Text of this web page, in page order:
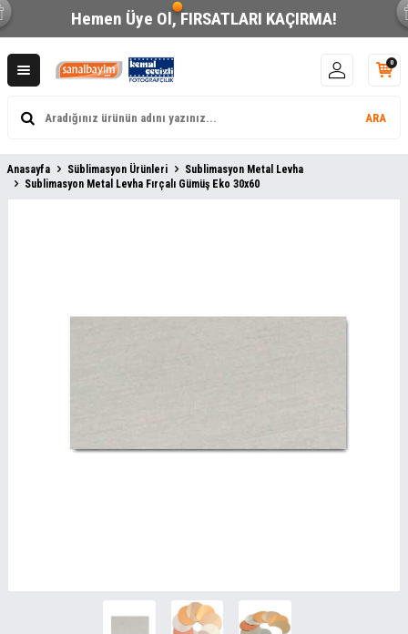
Hemen Üye Ol,FIRSATLARI KAÇIRMA!
ARA
0
Anasayfa Süblimasyon Ürünleri
Sublimasyon Metal Levha
Sublimasyon Metal Levha Fırçalı Gümüş Eko 30x60